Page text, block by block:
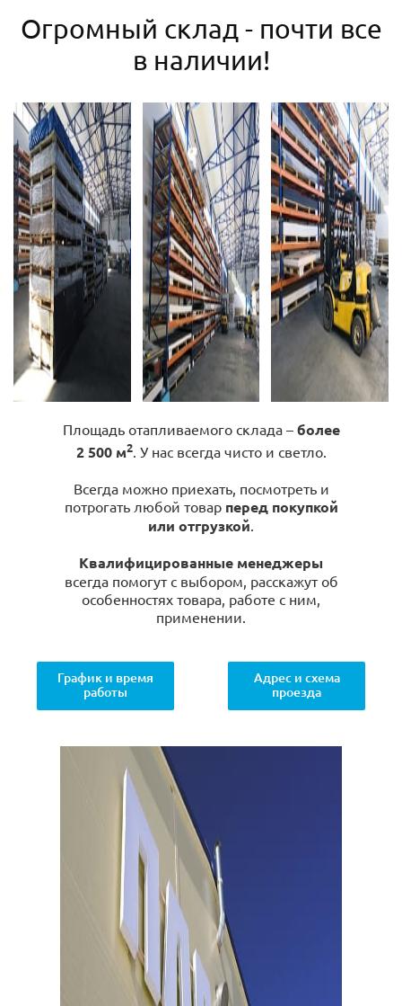
Огромный склад - почти все
в наличии!
Площадь отапливаемого склада – более
2 500 м2. У нас всегда чисто и светло.
Всегда можно приехать, посмотреть и
потрогать любой товар перед покупкой
или отгрузкой.
Квалифицированные менеджеры
всегда помогут с выбором, расскажут об
особенностях товара, работе с ним,
применении.
График и время
работы
Адрес и схема
проезда